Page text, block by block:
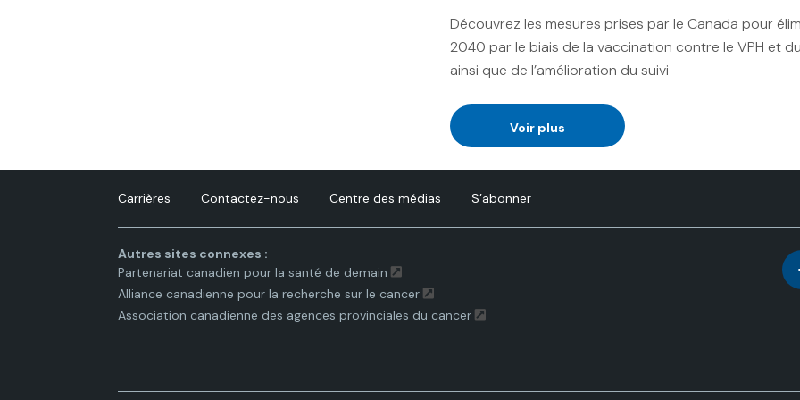
Découvrez les mesures prises par le Canada pour
2040 par le biais de la vaccination contre le VPH et
ainsi que de l’amélioration du suivi
Voir plus
Carrières Contactez-nous Centre des médias S’abonner
Autres sites connexes :
Partenariat canadien pour la santé de demain
Alliance canadienne pour la recherche sur le cancer
Association canadienne des agences provinciales du cancer